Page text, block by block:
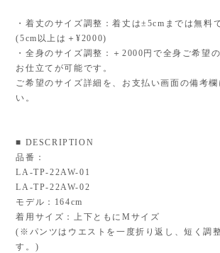
・着丈のサイズ調整：着丈は±5cmまでは無料
(5cm以上は＋¥2000)
・全身のサイズ調整：＋2000円で全身ご希望
お仕立てが可能です。
ご希望のサイズ詳細を、お支払い画面の備考欄
い。
■ DESCRIPTION
品番：
LA-TP-22AW-01
LA-TP-22AW-02
モデル：164cm
着用サイズ：上下ともにMサイズ
(※パンツはウエストを一度折り返し、短く調
す。)